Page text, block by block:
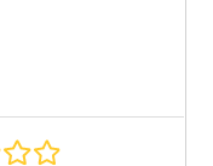
0.0 sterren